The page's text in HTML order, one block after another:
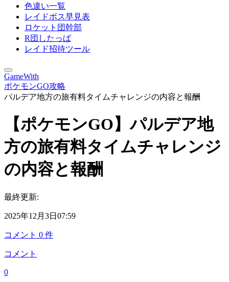
色違い一覧
レイドボス早見表
ロケット団幹部
R団したっぱ
レイド招待ツール
GameWith
ポケモンGO攻略
パルデア地方の旅有料タイムチャレンジの内容と報酬
【ポケモンGO】パルデア地
方の旅有料タイムチャレンジ
の内容と報酬
最終更新:
2025年12月3日07:59
コメント 0 件
コメント
0